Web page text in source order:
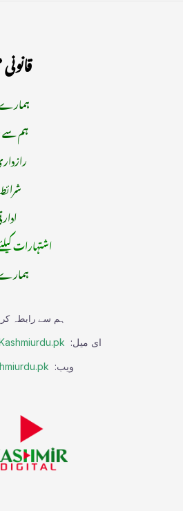
ہم سے
اشتہارات
ہم سے رابطہ
ای میل:
ویب: